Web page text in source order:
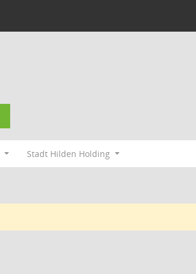
Stadt Hilden Holding